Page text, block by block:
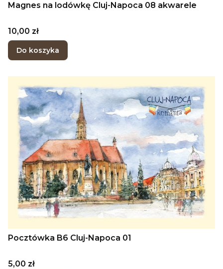
Magnes na lodówkę Cluj-Napoca 08 akwarele
Cena
10,00 zł
Do koszyka
Pocztówka B6 Cluj-Napoca 01
Cena
5,00 zł